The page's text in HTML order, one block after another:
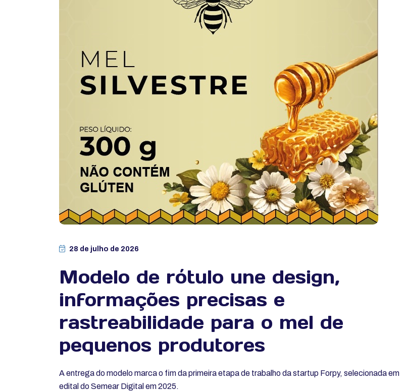
28 de julho de 2026
Modelo de rótulo une design,
informações precisas e
rastreabilidade para o mel de
pequenos produtores
A entrega do modelo marca o fim da primeira etapa de trabalho da startup Forpy, selecionada em
edital do Semear Digital em 2025.